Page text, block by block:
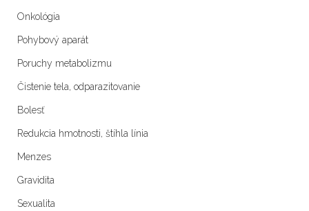
Onkológia
Pohybový aparát
Poruchy metabolizmu
Čistenie tela, odparazitovanie
Bolesť
Redukcia hmotnosti, štíhla línia
Menzes
Gravidita
Sexualita